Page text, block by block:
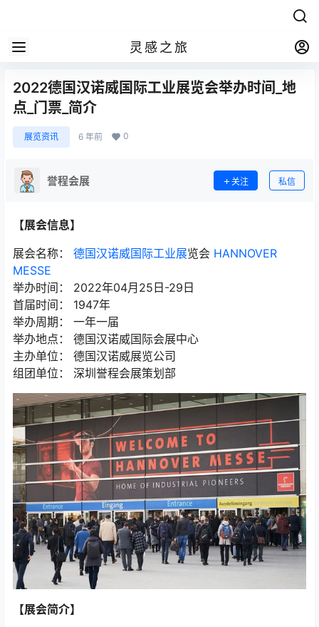
灵感之旅
2022德国汉诺威国际工业展览会举办时间_地
点_门票_简介
展览资讯 6 年前 0
誉程会展 关注 私信
【展会信息】
展会名称： 德国汉诺威国际工业展览会 HANNOVER
MESSE
举办时间： 2022年04月25日-29日
首届时间： 1947年
举办周期： 一年一届
举办地点： 德国汉诺威国际会展中心
主办单位： 德国汉诺威展览公司
组团单位： 深圳誉程会展策划部
【展会简介】